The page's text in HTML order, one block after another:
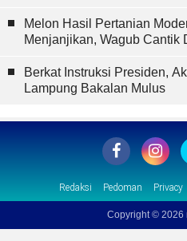
Melon Hasil Pertanian
Menjanjikan, Wagub Cantik
Berkat Instruksi Presiden,
Lampung Bakalan Mulus
Redaksi Pedoman Privacy
Copyright © 2026